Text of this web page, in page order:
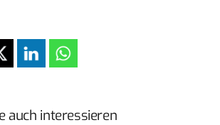
auch interessieren